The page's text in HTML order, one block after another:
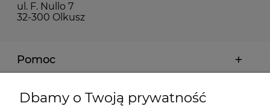
ul. F. Nullo 7
32-300 Olkusz
Pomoc
Moje konto
Dbamy o Twoją prywatność